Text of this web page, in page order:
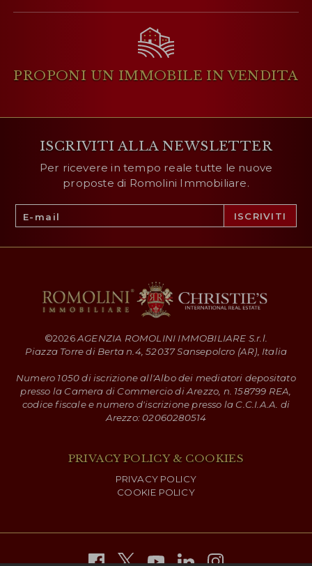
PROPONI UN IMMOBILE IN VENDITA
ISCRIVITI ALLA NEWSLETTER
Per ricevere in tempo reale tutte le nuove
proposte di Romolini Immobiliare.
©2026AGENZIA ROMOLINI IMMOBILIARE S.r.l.
Piazza Torre di Berta n.4, 52037 Sansepolcro (AR), Italia
Numero 1050 di iscrizione all'Albo dei mediatori depositato
presso la Camera di Commercio di Arezzo, n. 158799 REA,
codice fiscale e numero d'iscrizione presso la C.C.I.A.A. di
Arezzo: 02060280514
PRIVACY POLICY & COOKIES
PRIVACY POLICY
COOKIE POLICY